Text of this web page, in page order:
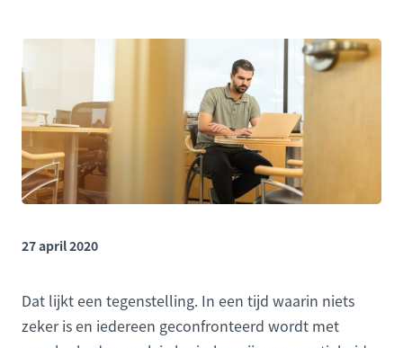
27 april 2020
Dat lijkt een tegenstelling. In een tijd waarin niets
zeker is en iedereen geconfronteerd wordt met